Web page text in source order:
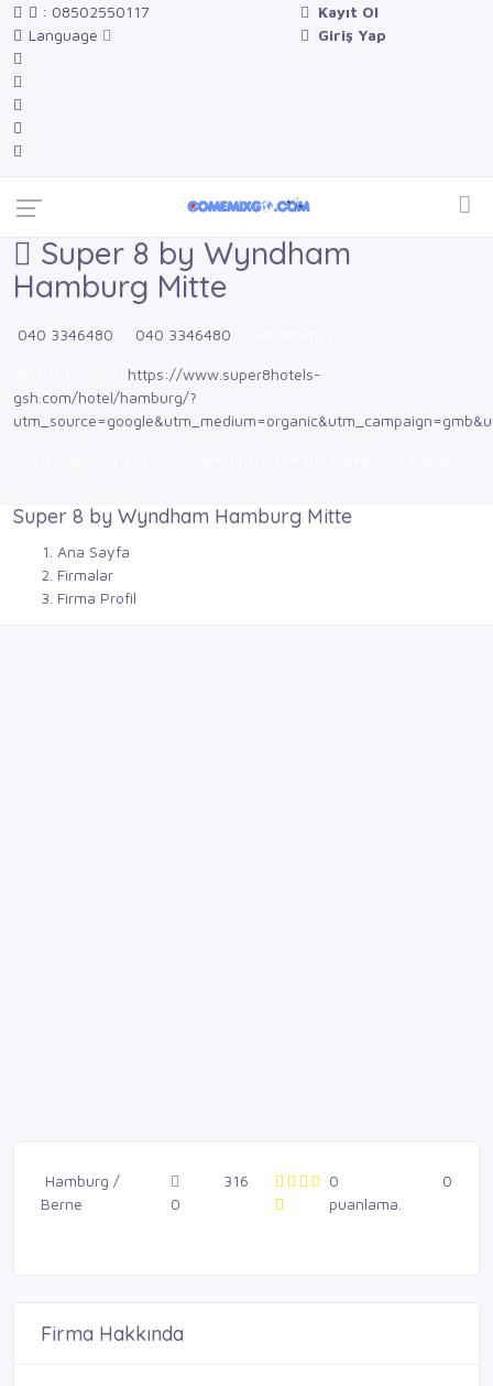
: 08502550117
Language
Kayıt Ol
Giriş Yap
Super 8 by Wyndham
Hamburg Mitte
040 3346480 040 3346480
https://www.super8hotels-
gsh.com/hotel/hamburg/?
Super 8 by Wyndham Hamburg Mitte
Ana Sayfa
Firmalar
Firma Profil
Hamburg /
Berne
0
316
0
puanlama.
0
Firma Hakkında